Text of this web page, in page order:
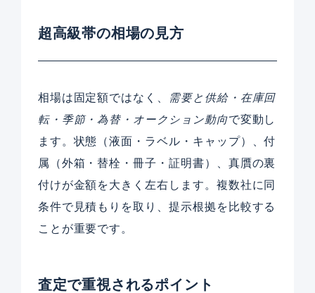
超高級帯の相場の見方
相場は固定額ではなく、
需要と供給・在庫回
転・季節・為替・オークション動向で変動し
ます。状態（液面・ラベル・キャップ）、付
属（外箱・替栓・冊子・証明書）、真贋の裏
付けが金額を大きく左右します。複数社に同
条件で見積もりを取り、提示根拠を比較する
ことが重要です。
査定で重視されるポイント